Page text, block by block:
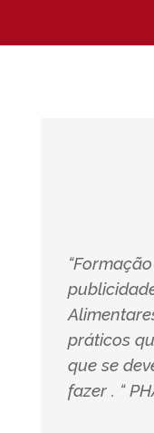
práticos
que se
fazer . “